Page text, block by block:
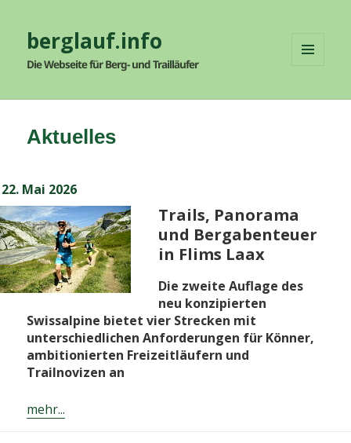
berglauf.info
Die Webseite für Berg- und Trailläufer
WIDGETS
Aktuelles
Veröffentlicht
am
22. Mai 2026
Trails, Panorama
und Bergabenteuer
in Flims Laax
Die zweite Auflage des
neu konzipierten
Swissalpine bietet vier Strecken mit
unterschiedlichen Anforderungen für Könner,
ambitionierten Freizeitläufern und
Trailnovizen an
mehr...